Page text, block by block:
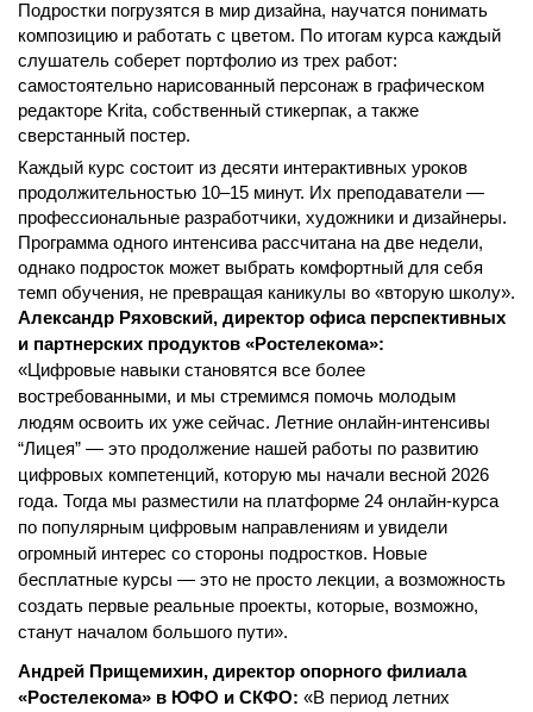
Подростки погрузятся в мир дизайна, научатся понимать
композицию и работать с цветом. По итогам курса каждый
слушатель соберет портфолио из трех работ:
самостоятельно нарисованный персонаж в графическом
редакторе Krita, собственный стикерпак, а также
сверстанный постер.
Каждый курс состоит из десяти интерактивных уроков
продолжительностью 10–15 минут. Их преподаватели —
профессиональные разработчики, художники и дизайнеры.
Программа одного интенсива рассчитана на две недели,
однако подросток может выбрать комфортный для себя
темп обучения, не превращая каникулы во «вторую школу».
Александр Ряховский, директор офиса перспективных
и партнерских продуктов «Ростелекома»:
«Цифровые навыки становятся все более
востребованными, и мы стремимся помочь молодым
людям освоить их уже сейчас. Летние онлайн-интенсивы
“Лицея” — это продолжение нашей работы по развитию
цифровых компетенций, которую мы начали весной 2026
года. Тогда мы разместили на платформе 24 онлайн-курса
по популярным цифровым направлениям и увидели
огромный интерес со стороны подростков. Новые
бесплатные курсы — это не просто лекции, а возможность
создать первые реальные проекты, которые, возможно,
станут началом большого пути».
Андрей Прищемихин, директор опорного филиала
«Ростелекома» в ЮФО и СКФО: «В период летних